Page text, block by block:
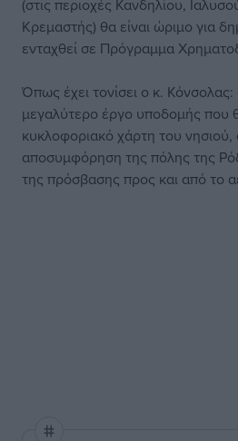
(στις περιοχές Κανδηλίου,
Κρεμαστής) θα είναι ώριμο για
ενταχθεί σε Πρόγραμμα
Όπως έχει τονίσει ο κ. Κόνσολας:
μεγαλύτερο έργο υποδομής που
κυκλοφοριακό χάρτη του
αποσυμφόρηση της πόλης της
της πρόσβασης προς και από το